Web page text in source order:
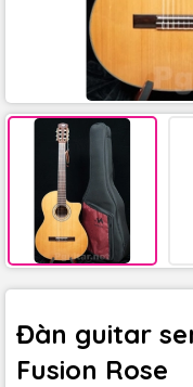
Đàn guitar
Fusion Rose